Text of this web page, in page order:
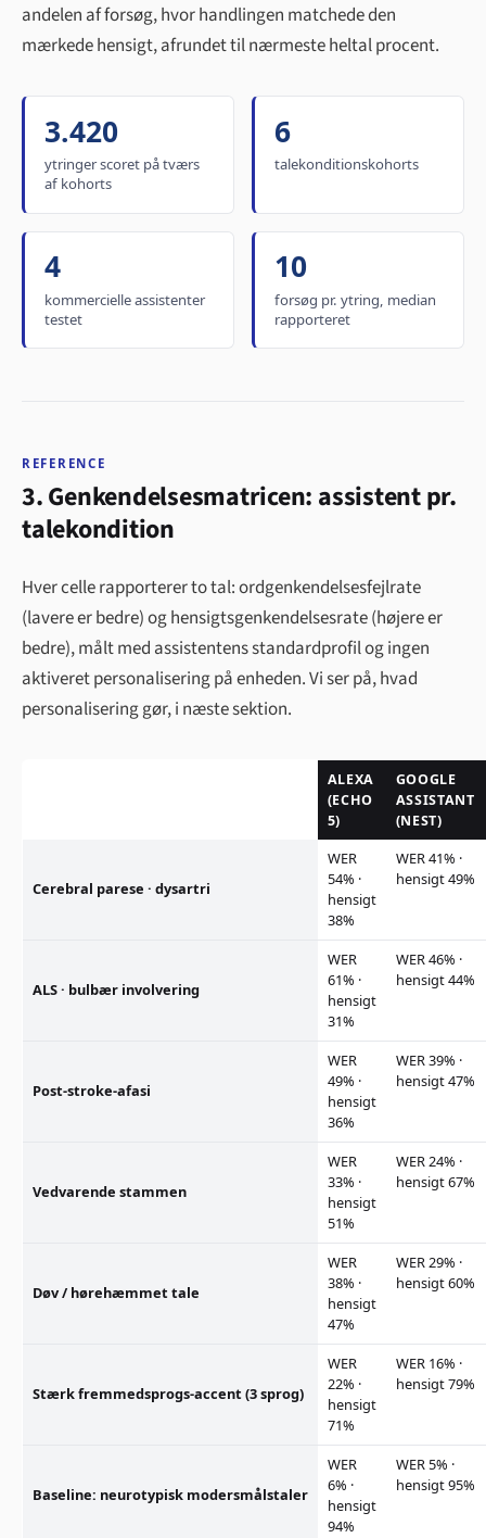
andelen af forsøg, hvor handlingen matchede den
mærkede hensigt, afrundet til nærmeste heltal procent.
3.420
ytringer scoret på tværs
af kohorts
6
talekonditionskohorts
4
kommercielle assistenter
testet
10
forsøg pr. ytring, median
rapporteret
REFERENCE
3. Genkendelsesmatricen: assistent pr.
talekondition
Hver celle rapporterer to tal: ordgenkendelsesfejlrate
(lavere er bedre) og hensigtsgenkendelsesr­ate (højere er
bedre), målt med assistentens standardprofil og ingen
aktiveret personalisering på enheden. Vi ser på, hvad
personalisering gør, i næste sektion.
ALEXA
(ECHO
5)
GOOGLE
ASSISTANT
(NEST)
Cerebral parese · dysartri
WER
54% ·
hensigt
38%
WER 41% ·
hensigt 49%
ALS · bulbær involvering
WER
61% ·
hensigt
31%
WER 46% ·
hensigt 44%
Post-stroke-afasi
WER
49% ·
hensigt
36%
WER 39% ·
hensigt 47%
Vedvarende stammen
WER
33% ·
hensigt
51%
WER 24% ·
hensigt 67%
Døv / hørehæmmet tale
WER
38% ·
hensigt
47%
WER 29% ·
hensigt 60%
Stærk fremmedsprogs-accent (3 sprog)
WER
22% ·
hensigt
71%
WER 16% ·
hensigt 79%
Baseline: neurotypisk modersmålstaler
WER
6% ·
hensigt
94%
WER 5% ·
hensigt 95%